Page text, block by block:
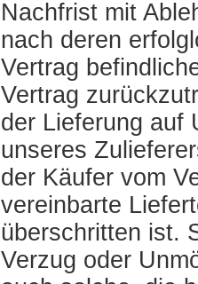
Nachfrist mit
nach deren
Vertrag
Vertrag
der Lieferung auf
unseres
der Käufer vom
vereinbarte
überschritten ist.
Verzug oder